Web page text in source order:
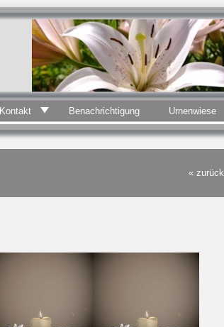
Kontakt Benachrichtigung Urnenwiese
« zurück